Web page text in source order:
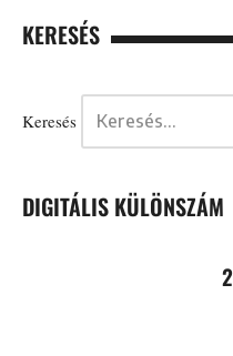
KERESÉS
Keresés
DIGITÁLIS KÜLÖNSZÁM